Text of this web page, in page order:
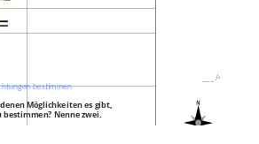
/4P
bestimmen
Möglichkeiten es gibt,
Nenne zwei.